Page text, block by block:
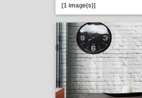
[1 image(s)]